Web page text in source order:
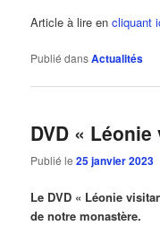
Article à lire encliquant
Publié dansActualités
DVD «
Publié le25 janvier 2023
Le DVD « Léonie
de notre monastère.